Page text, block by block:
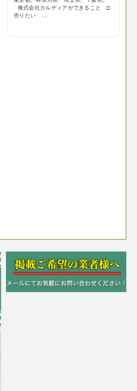
株式会社カルディアができること □
売りたい ...